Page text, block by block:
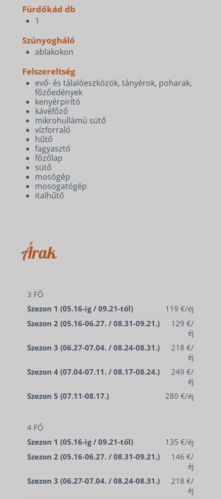
Fürdőkád db
1
Szúnyogháló
ablakokon
Felszereltség
evő- és tálalóeszközök, tányérok, poharak,
főzőedények
kenyérpirító
kávéfőző
mikrohullámú sütő
vízforraló
hűtő
fagyasztó
főzőlap
sütő
mosógép
mosogatógép
italhűtő
Árak
3 FŐ
Szezon 1 (05.16-ig / 09.21-től)
119 €/éj
Szezon 2 (05.16-06.27. / 08.31-09.21.)
129 €/
éj
Szezon 3 (06.27-07.04. / 08.24-08.31.)
218 €/
éj
Szezon 4 (07.04-07.11. / 08.17-08.24.)
249 €/
éj
Szezon 5 (07.11-08.17.)
280 €/éj
4 FŐ
Szezon 1 (05.16-ig / 09.21-től)
135 €/éj
Szezon 2 (05.16-06.27. / 08.31-09.21.)
146 €/
éj
Szezon 3 (06.27-07.04. / 08.24-08.31.)
218 €/
éj